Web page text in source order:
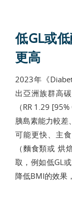
低GL或
更高
2023年《
出亞洲族群高
（RR 1.29
胰島素能力較差
可能更快、主
（麵食類或 烘
取，例如低GL
降低BMI的效果